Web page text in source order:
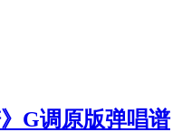
G调原版弹唱谱